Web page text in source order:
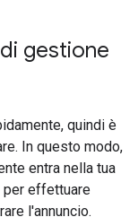
gestione
quindi è
In questo modo,
entra nella tua
per effettuare
l'annuncio.